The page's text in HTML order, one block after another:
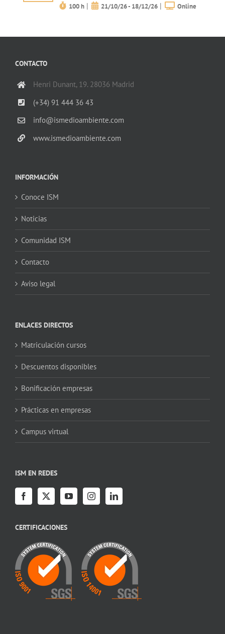
100 h| 21/10/26 - 18/12/26| Online
CONTACTO
Henri Dunant, 19. 28036 Madrid
(+34) 91 444 36 43
info@ismedioambiente.com
www.ismedioambiente.com
INFORMACIÓN
Conoce ISM
Noticias
Comunidad ISM
Contacto
Aviso legal
ENLACES DIRECTOS
Matriculación cursos
Descuentos disponibles
Bonificación empresas
Prácticas en empresas
Campus virtual
ISM EN REDES
CERTIFICACIONES